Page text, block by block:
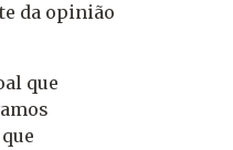
da opinião
que